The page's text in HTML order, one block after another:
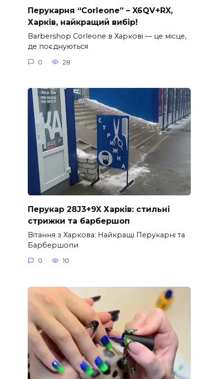
Перукарня “Corleone” – X6QV+RX,
Харків, найкращий вибір!
Barbershop Corleone в Харкові — це місце,
де поєднуються
0 28
Перукар 28J3+9X Харків: стильні
стрижки та барбершоп
Вітання з Харкова: Найкращі Перукарні та
Барбершопи
0 10